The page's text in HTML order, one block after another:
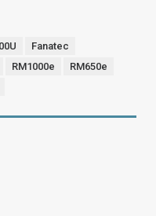
Fanatec
RM1000e
RM650e